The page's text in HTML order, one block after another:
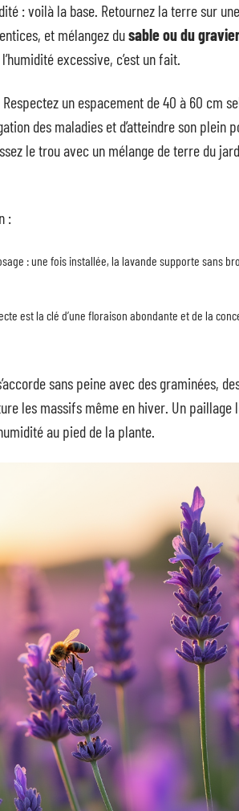
: voilà la base. Retournez la terre sur
et mélangez dusable ou du gravier
excessive, c’est un fait.
un espacement de 40 à 60 cm
des maladies et d’atteindre son plein
le trou avec un mélange de terre du
:
: une fois installée, la lavande supporte sans
est la clé d’une floraison abondante et de la
sans peine avec des graminées,
les massifs même en hiver. Un paillage
au pied de la plante.